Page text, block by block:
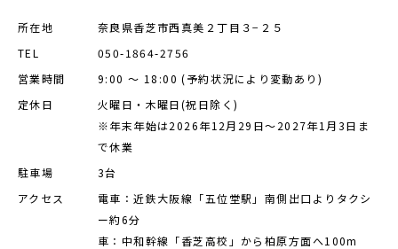
店舗を探す
所在地
奈良県香芝市西真美２丁目３−２５
TEL
050-1864-2756
営業時間
9:00 ～ 18:00 (予約状況により変動あり)
定休日
火曜日・木曜日(祝日除く)
※年末年始は2026年12月29日～2027年1月3日ま
で休業
駐車場
3台
アクセス
電車：近鉄大阪線「五位堂駅」南側出口よりタクシ
ー約6分
車：中和幹線「香芝高校」から柏原方面へ100m